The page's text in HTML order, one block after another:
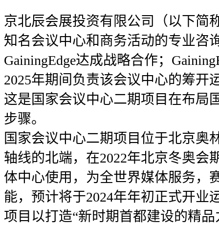
京北辰会展投资有限公司（以下简
知名会议中心和商务活动的专业咨
GainingEdge达成战略合作；
2025年期间负责该会议中心的筹开
这是国家会议中心二期项目在布局
步骤。
国家会议中心二期项目位于北京奥
轴线的北端，在2022年北京冬奥会
体中心使用，为全世界媒体服务，
能，预计将于2024年年初正式开业
项目以打造“新时期首都建设的精